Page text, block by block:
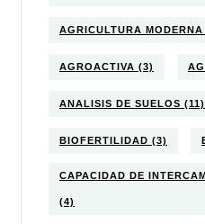
AGRICULTURA MODERNA
AGROACTIVA (3)
ANALISIS DE SUELOS (11)
BIOFERTILIDAD (3)
CAPACIDAD DE
(4)